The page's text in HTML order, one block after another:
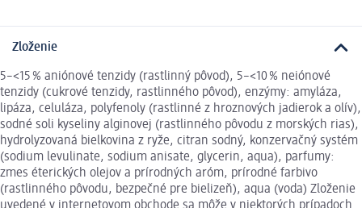
Zloženie
5–<15 % aniónové tenzidy (rastlinný pôvod), 5–<10 % neiónové
tenzidy (cukrové tenzidy, rastlinného pôvod), enzýmy: amyláza,
lipáza, celuláza, polyfenoly (rastlinné z hroznových jadierok a olív),
sodné soli kyseliny alginovej (rastlinného pôvodu z morských rias),
hydrolyzovaná bielkovina z ryže, citran sodný, konzervačný systém
(sodium levulinate, sodium anisate, glycerin, aqua), parfumy:
zmes éterických olejov a prírodných aróm, prírodné farbivo
(rastlinného pôvodu, bezpečné pre bielizeň), aqua (voda) Zloženie